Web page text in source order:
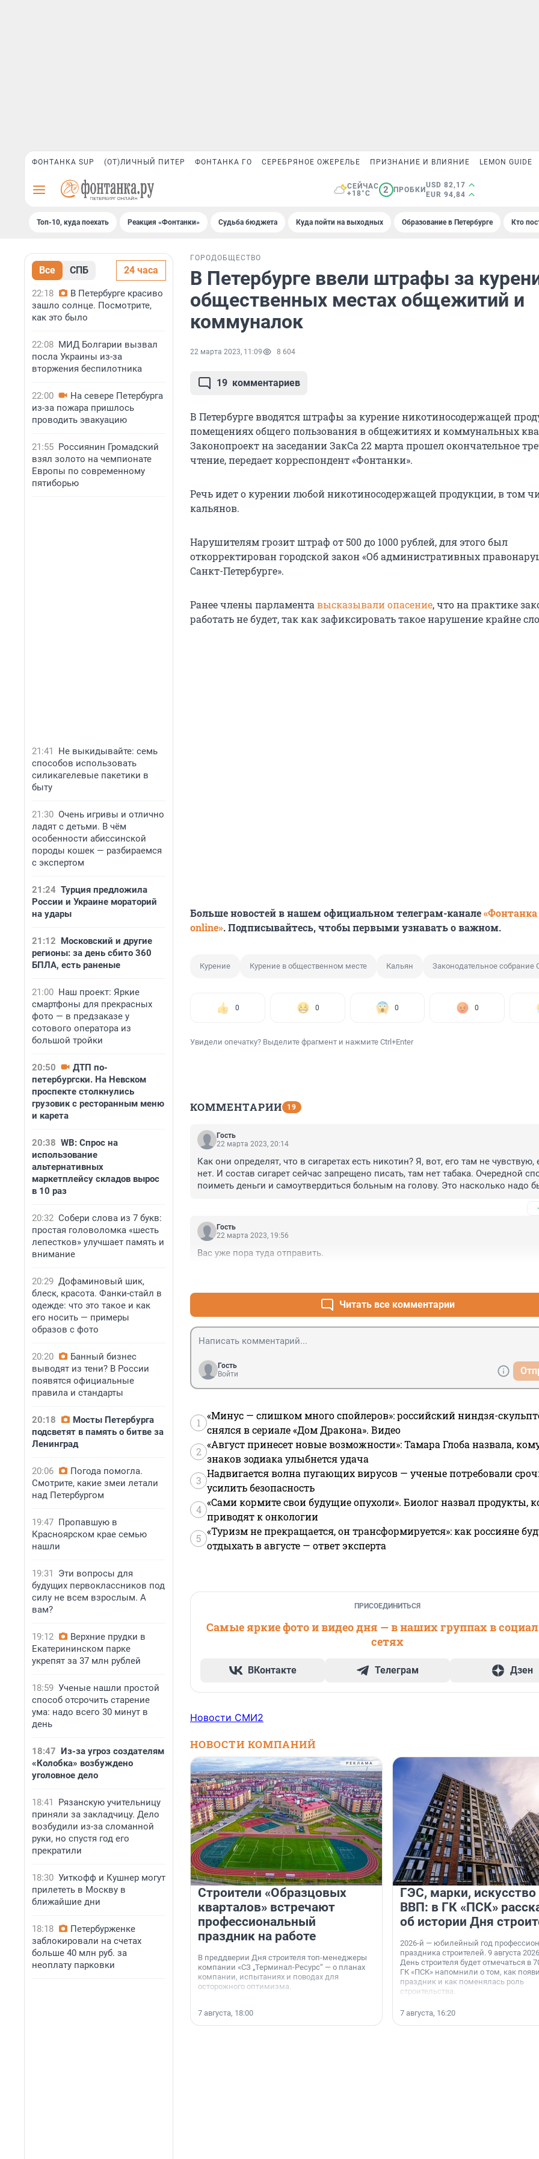
ФОНТАНКА SUP (ОТ)ЛИЧНЫЙ ПИТЕР ФОНТАНКА ГО СЕРЕБРЯНОЕ ОЖЕРЕЛЬЕ ПРИЗНАНИЕ И ВЛИЯНИЕ LEMON GUIDE
СЕЙЧАС
+18°C
2 ПРОБКИ
USD 82,17
EUR 94,84
Топ-10, куда поехать Реакция «Фонтанки» Судьба бюджета Куда пойти на выходных Образование в Петербурге Кто
Все СПБ 24 часа
22:18
В Петербурге красиво
зашло солнце. Посмотрите,
как это было
22:08 МИД Болгарии вызвал
посла Украины из-за
вторжения беспилотника
22:00
На севере Петербурга
из-за пожара пришлось
проводить эвакуацию
21:55 Россиянин Громадский
взял золото на чемпионате
Европы по современному
пятиборью
21:41
Не выкидывайте: семь
способов использовать
силикагелевые пакетики в
быту
21:30 Очень игривы и отлично
ладят с детьми. В чём
особенности абиссинской
породы кошек — разбираемся
с экспертом
21:24 Турция предложила
России и Украине мораторий
на удары
21:12 Московский и другие
регионы: за день сбито 360
БПЛА, есть раненые
21:00 Наш проект: Яркие
смартфоны для прекрасных
фото — в предзаказе у
сотового оператора из
большой тройки
20:50
ДТП по-
петербургски. На Невском
проспекте столкнулись
грузовик с ресторанным меню
и карета
20:38 WB: Спрос на
использование
альтернативных
маркетплейсу складов вырос
в 10 раз
20:32 Собери слова из 7 букв:
простая головоломка «шесть
лепестков» улучшает память и
внимание
20:29 Дофаминовый шик,
блеск, красота. Фанки-стайл в
одежде: что это такое и как
его носить — примеры
образов с фото
20:20
Банный бизнес
выводят из тени? В России
появятся официальные
правила и стандарты
20:18
Мосты Петербурга
подсветят в память о битве за
Ленинград
20:06
Погода помогла.
Смотрите, какие змеи летали
над Петербургом
19:47 Пропавшую в
Красноярском крае семью
нашли
19:31
Эти вопросы для
будущих первоклассников под
силу не всем взрослым. А
вам?
19:12
Верхние прудки в
Екатерининском парке
укрепят за 37 млн рублей
18:59 Ученые нашли простой
способ отсрочить старение
ума: надо всего 30 минут в
день
18:47 Из-за угроз создателям
«Колобка» возбуждено
уголовное дело
18:41
Рязанскую учительницу
приняли за закладчицу. Дело
возбудили из-за сломанной
руки, но спустя год его
прекратили
18:30 Уиткофф и Кушнер могут
прилететь в Москву в
ближайшие дни
18:18
Петербурженке
заблокировали на счетах
больше 40 млн руб. за
неоплату парковки
ГОРОДОБЩЕСТВО
В Петербурге ввели штрафы за
общественных местах общежитий и
коммуналок
22 марта 2023, 11:09 8 604
19 комментариев
В Петербурге вводятся штрафы за курение никотиносодержащей
помещениях общего пользования в общежитиях и коммунальных
Законопроект на заседании ЗакСа 22 марта прошел окончательное
чтение, передает корреспондент «Фонтанки».
Речь идет о курении любой никотиносодержащей продукции, в том
кальянов.
Нарушителям грозит штраф от 500 до 1000 рублей, для этого был
откорректирован городской закон «Об административных
Санкт-Петербурге».
Ранее члены парламента высказывали опасение, что на практике
работать не будет, так как зафиксировать такое нарушение крайне
Больше новостей в нашем официальном телеграм-канале«Фонтанка
online». Подписывайтесь, чтобы первыми узнавать о важном.
Курение Курение в общественном месте Кальян Законодательное собрание
0 0 0 0
Увидели опечатку? Выделите фрагмент и нажмите Ctrl+Enter
КОММЕНТАРИИ 19
Гость
22 марта 2023, 20:14
Как они определят, что в сигаретах есть никотин? Я, вот, его там не чувствую,
нет. И состав сигарет сейчас запрещено писать, там нет табака. Очередной
поиметь деньги и самоутвердиться больным на голову. Это насколько надо
транспорте, не высыпаться, есть дешёвую еду с примесями пальмового масла,
бороться за своё здоровье с теми, кто курит!))) Могу пожелать тем, кто так
отменного здоровья!)))
Гость
22 марта 2023, 19:56
Вас уже пора туда отправить.
Читать все комментарии
Гость
Войти
1
«Минус — слишком много спойлеров»: российский ниндзя-
снялся в сериале «Дом Дракона». Видео
2
«Август принесет новые возможности»: Тамара Глоба назвала,
знаков зодиака улыбнется удача
3
Надвигается волна пугающих вирусов — ученые потребовали
усилить безопасность
4
«Сами кормите свои будущие опухоли». Биолог назвал продукты,
приводят к онкологии
5
«Туризм не прекращается, он трансформируется»: как россияне
отдыхать в августе — ответ эксперта
ПРИСОЕДИНИТЬСЯ
Самые яркие фото и видео дня — в наших группах в
сетях
ВКонтакте Телеграм Дзен
Новости СМИ2
НОВОСТИ КОМПАНИЙ
Строители «Образцовых
кварталов» встречают
профессиональный
праздник на работе
В преддверии Дня строителя топ-менеджеры
компании «СЗ „Терминал-Ресурс“ — о планах
компании, испытаниях и поводах для
осторожного оптимизма.
7 августа, 18:00
ГЭС, марки, искусство
ВВП: в ГК «ПСК»
об истории Дня
2026-й — юбилейный год
праздника строителей. 9 августа
День строителя будет отмечаться в
ГК «ПСК» напомнили о том, как
праздник и как поменялась роль
строительства.
7 августа, 16:20